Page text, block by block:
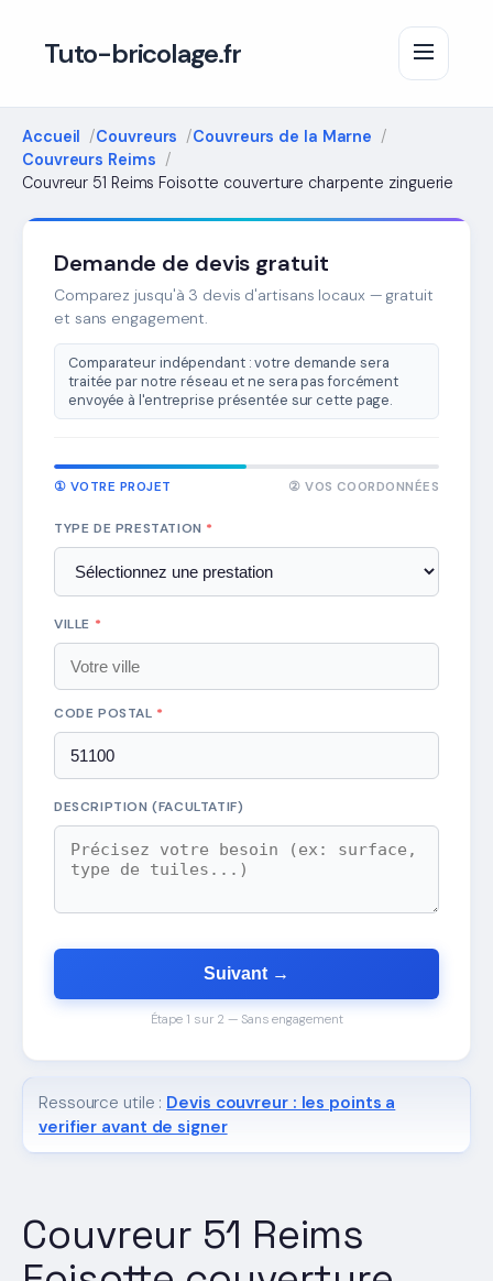
Tuto-bricolage.fr
Accueil Couvreurs
Couvreurs de la Marne
Couvreurs Reims
Couvreur 51 Reims Foisotte couverture charpente zinguerie
Couvreur 51 Reims
Demande de devis gratuit
Comparez jusqu'à 3 devis d'artisans locaux — gratuit
et sans engagement.
Comparateur indépendant : votre demande sera
traitée par notre réseau et ne sera pas forcément
envoyée à l'entreprise présentée sur cette page.
① VOTRE PROJET ② VOS COORDONNÉES
TYPE DE PRESTATION *
VILLE *
CODE POSTAL *
DESCRIPTION (FACULTATIF)
Suivant →
Étape 1 sur 2 — Sans engagement
Ressource utile : Devis couvreur : les points a
verifier avant de signer